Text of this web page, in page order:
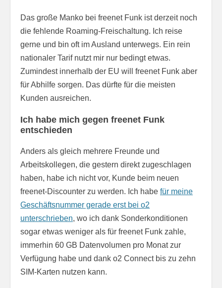
Das große Manko bei freenet Funk ist derzeit noch
die fehlende Roaming-Freischaltung. Ich reise
gerne und bin oft im Ausland unterwegs. Ein rein
nationaler Tarif nutzt mir nur bedingt etwas.
Zumindest innerhalb der EU will freenet Funk aber
für Abhilfe sorgen. Das dürfte für die meisten
Kunden ausreichen.
Ich habe mich gegen freenet Funk
entschieden
Anders als gleich mehrere Freunde und
Arbeitskollegen, die gestern direkt zugeschlagen
haben, habe ich nicht vor, Kunde beim neuen
freenet-Discounter zu werden. Ich habe für meine
Geschäftsnummer gerade erst bei o2
unterschrieben, wo ich dank Sonderkonditionen
sogar etwas weniger als für freenet Funk zahle,
immerhin 60 GB Datenvolumen pro Monat zur
Verfügung habe und dank o2 Connect bis zu zehn
SIM-Karten nutzen kann.